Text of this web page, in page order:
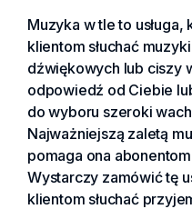
Muzyka w tle to
klientom słuchać
dźwiękowych lub ciszy
odpowiedź od Ciebie
do wyboru szeroki
Najważniejszą zaletą
pomaga ona
Wystarczy zamówić tę
klientom słuchać